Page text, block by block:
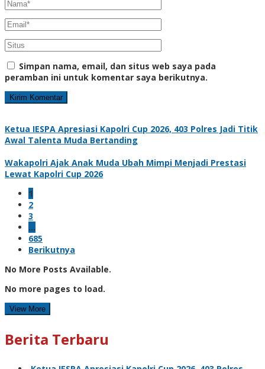
Simpan nama, email, dan situs web saya pada
peramban ini untuk komentar saya berikutnya.
Ketua IESPA Apresiasi Kapolri Cup 2026, 403 Polres Jadi Titik
Awal Talenta Muda Bertanding
Wakapolri Ajak Anak Muda Ubah Mimpi Menjadi Prestasi
Lewat Kapolri Cup 2026
1
2
3
…
685
Berikutnya
No More Posts Available.
No more pages to load.
View More
Berita Terbaru